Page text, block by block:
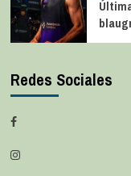
Redes Sociales